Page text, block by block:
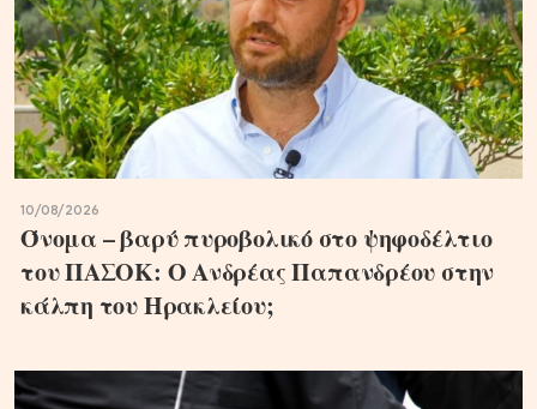
10/08/2026
Όνομα – βαρύ πυροβολικό στο ψηφοδέλτιο
του ΠΑΣΟΚ: Ο Ανδρέας Παπανδρέου στην
κάλπη του Ηρακλείου;